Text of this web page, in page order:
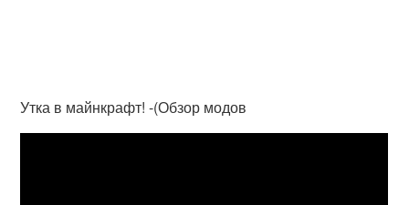
Утка в майнкрафт! -(Обзор модов